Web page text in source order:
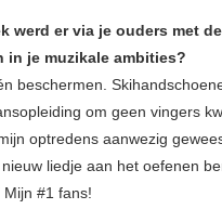
werd er via je ouders met
in je muzikale ambities?
beschermen.
om geen vingers
optredens aanwezig
liedje aan het oefenen
Mijn #1 fans!